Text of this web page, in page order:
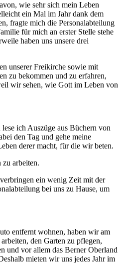
wie sehr sich mein Leben
ein Mal im Jahr dank dem
fragte mich die Personalabteilung
für mich an erster Stelle stehe
haben uns unsere drei
unserer Freikirche sowie mit
zu bekommen und zu erfahren,
wir sehen, wie Gott im Leben von
ich Auszüge aus Büchern von
den Tag und gehe meine
derer macht, für die wir beten.
zu arbeiten.
ein wenig Zeit mit der
bei uns zu Hause, um
entfernt wohnen, haben wir am
den Garten zu pflegen,
und vor allem das Berner Oberland
mieten wir uns jedes Jahr im